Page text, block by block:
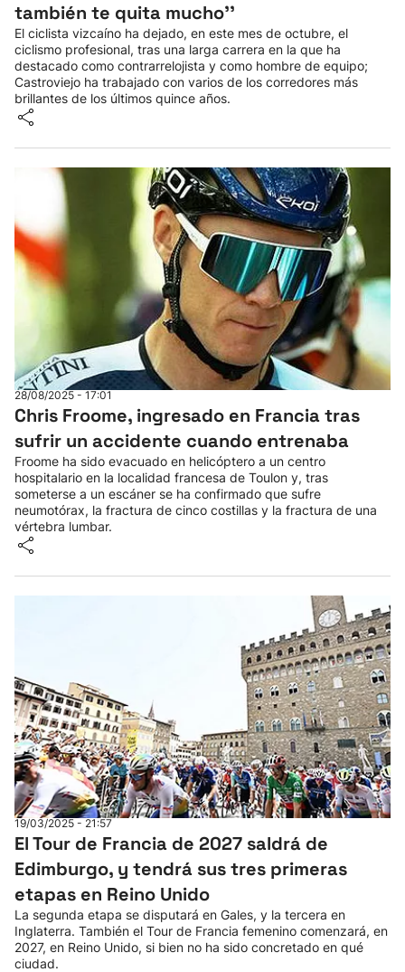
Kirolak 360
Atletismo
Carreras de montaña
Más deportes
"Helmuga"
también te quita mucho''
El ciclista vizcaíno ha dejado, en este mes de octubre, el
ciclismo profesional, tras una larga carrera en la que ha
destacado como contrarrelojista y como hombre de equipo;
Castroviejo ha trabajado con varios de los corredores más
brillantes de los últimos quince años.
28/08/2025 - 17:01
Chris Froome, ingresado en Francia tras
sufrir un accidente cuando entrenaba
Froome ha sido evacuado en helicóptero a un centro
hospitalario en la localidad francesa de Toulon y, tras
someterse a un escáner se ha confirmado que sufre
neumotórax, la fractura de cinco costillas y la fractura de una
vértebra lumbar.
19/03/2025 - 21:57
El Tour de Francia de 2027 saldrá de
Edimburgo, y tendrá sus tres primeras
etapas en Reino Unido
La segunda etapa se disputará en Gales, y la tercera en
Inglaterra. También el Tour de Francia femenino comenzará, en
2027, en Reino Unido, si bien no ha sido concretado en qué
ciudad.